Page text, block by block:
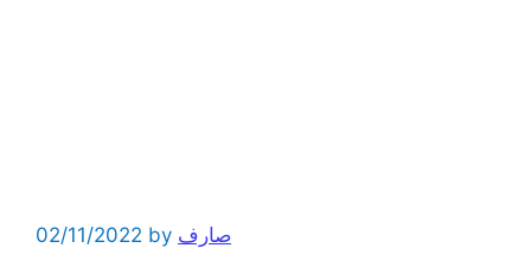
02/11/2022 by صارف